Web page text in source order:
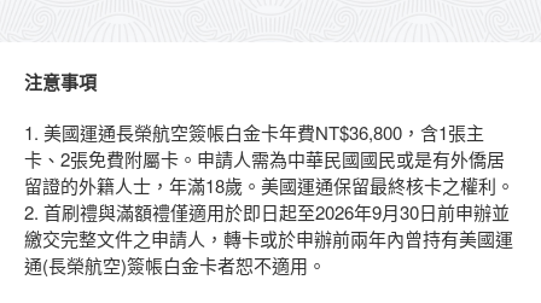
注意事項
1. 美國運通長榮航空簽帳白金卡年費NT$36,800，含1張主
卡、2張免費附屬卡。申請人需為中華民國國民或是有外僑居
留證的外籍人士，年滿18歲。美國運通保留最終核卡之權利。
2. 首刷禮與滿額禮僅適用於即日起至2026年9月30日前申辦並
繳交完整文件之申請人，轉卡或於申辦前兩年內曾持有美國運
通(長榮航空)簽帳白金卡者恕不適用。